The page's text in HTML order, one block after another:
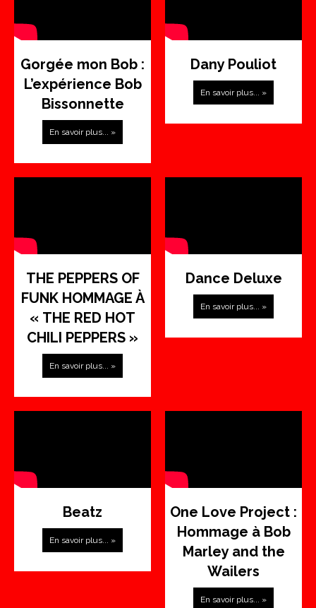
Gorgée mon Bob :
L’expérience Bob
Bissonnette
En savoir plus... »
Dany Pouliot
En savoir plus... »
THE PEPPERS OF
FUNK HOMMAGE À
« THE RED HOT
CHILI PEPPERS »
En savoir plus... »
Dance Deluxe
En savoir plus... »
Beatz
En savoir plus... »
One Love Project :
Hommage à Bob
Marley and the
Wailers
En savoir plus... »